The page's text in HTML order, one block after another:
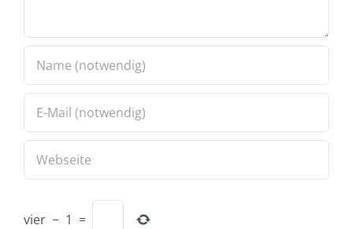
vier − 1 =